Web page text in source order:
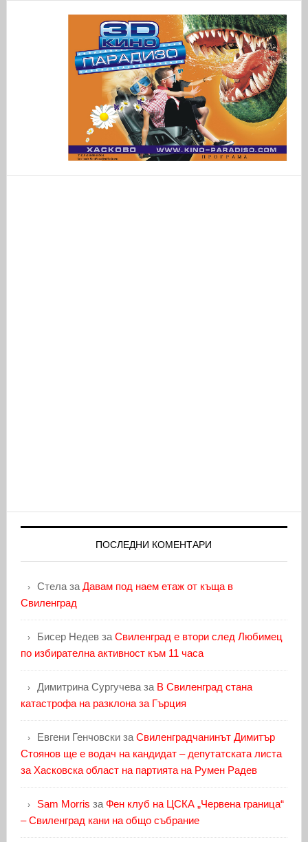
ПОСЛЕДНИ КОМЕНТАРИ
Стелаза Давам под наем етаж от къща в
Свиленград
Бисер Недевза Свиленград е втори след Любимец
по избирателна активност към 11 часа
Димитрина Сургучеваза В Свиленград стана
катастрофа на разклона за Гърция
Евгени Генчовскиза Свиленградчанинът Димитър
Стоянов ще е водач на кандидат – депутатската листа
за Хасковска област на партията на Румен Радев
Sam Morris за Фен клуб на ЦСКА „Червена граница“
– Свиленград кани на общо събрание